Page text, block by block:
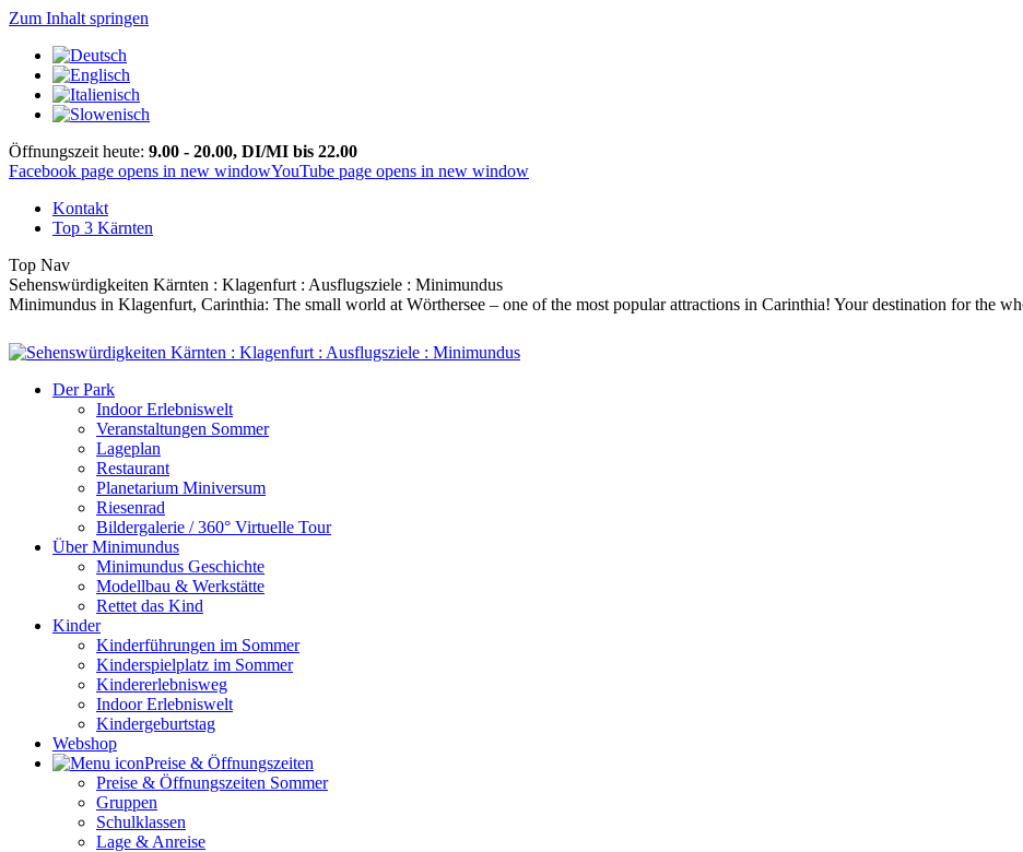
Zum Inhalt springen
Öffnungszeit heute: 9.00 - 20.00, DI/MI bis 22.00
Facebook page opens in new windowYouTube page opens in new window
Kontakt
Top 3 Kärnten
Top Nav
Sehenswürdigkeiten Kärnten : Klagenfurt : Ausflugsziele : Minimundus
Minimundus in Klagenfurt, Carinthia: The small world at Wörthersee – one of the most popular attractions in Carinthia! Your destination for the
Der Park
Indoor Erlebniswelt
Veranstaltungen Sommer
Lageplan
Restaurant
Planetarium Miniversum
Riesenrad
Bildergalerie / 360° Virtuelle Tour
Über Minimundus
Minimundus Geschichte
Modellbau & Werkstätte
Rettet das Kind
Kinder
Kinderführungen im Sommer
Kinderspielplatz im Sommer
Kindererlebnisweg
Indoor Erlebniswelt
Kindergeburtstag
Webshop
Preise & Öffnungszeiten
Preise & Öffnungszeiten Sommer
Gruppen
Schulklassen
Lage & Anreise